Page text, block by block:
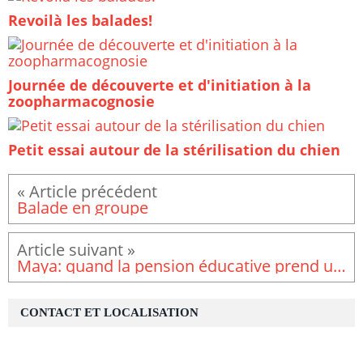
Revoilà les balades!
Journée de découverte et d'initiation à la
zoopharmacognosie
Petit essai autour de la stérilisation du chien
Balade en groupe
Maya: quand la pension éducative prend un tour inattendu
CONTACT ET LOCALISATION